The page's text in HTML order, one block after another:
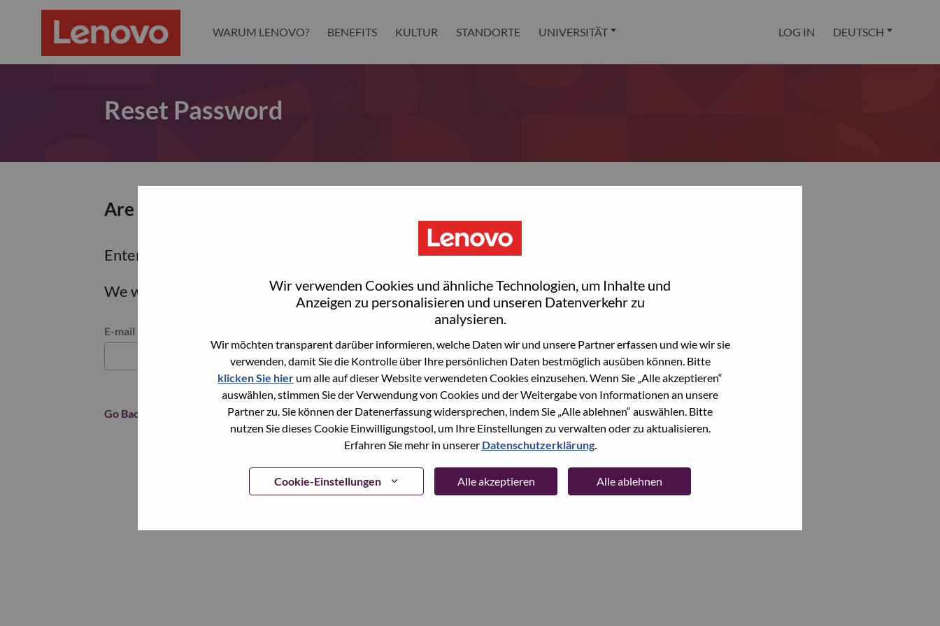
Wir verwenden Cookies und ähnliche Technologien, um Inhalte und
Anzeigen zu personalisieren und unseren Datenverkehr zu
analysieren.
Wir möchten transparent darüber informieren, welche Daten wir und unsere Partner erfassen und wie wir sie
verwenden, damit Sie die Kontrolle über Ihre persönlichen Daten bestmöglich ausüben können. Bitte
klicken Sie hier um alle auf dieser Website verwendeten Cookies einzusehen. Wenn Sie „Alle akzeptieren“
auswählen, stimmen Sie der Verwendung von Cookies und der Weitergabe von Informationen an unsere
Partner zu. Sie können der Datenerfassung widersprechen, indem Sie „Alle ablehnen“ auswählen. Bitte
nutzen Sie dieses Cookie Einwilligungstool, um Ihre Einstellungen zu verwalten oder zu aktualisieren.
Erfahren Sie mehr in unserer Datenschutzerklärung.
Cookie-Einstellungen Alle akzeptieren Alle ablehnen
WARUM LENOVO? BENEFITS KULTUR STANDORTE UNIVERSITÄT LOG IN DEUTSCH
Reset Password
Are you sure you want to reset your password?
Enter the email address associated with your account, then click "Continue".
We will email you a link to reset your password.
Reset password with your e-mail
E-mail
Continue
Go Back